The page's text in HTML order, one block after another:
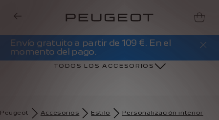
Envío gratuito a partir de 109 €. En el
momento del pago.
TODOS LOS ACCESORIOS
Peugeot Accesorios Estilo Personalización interior